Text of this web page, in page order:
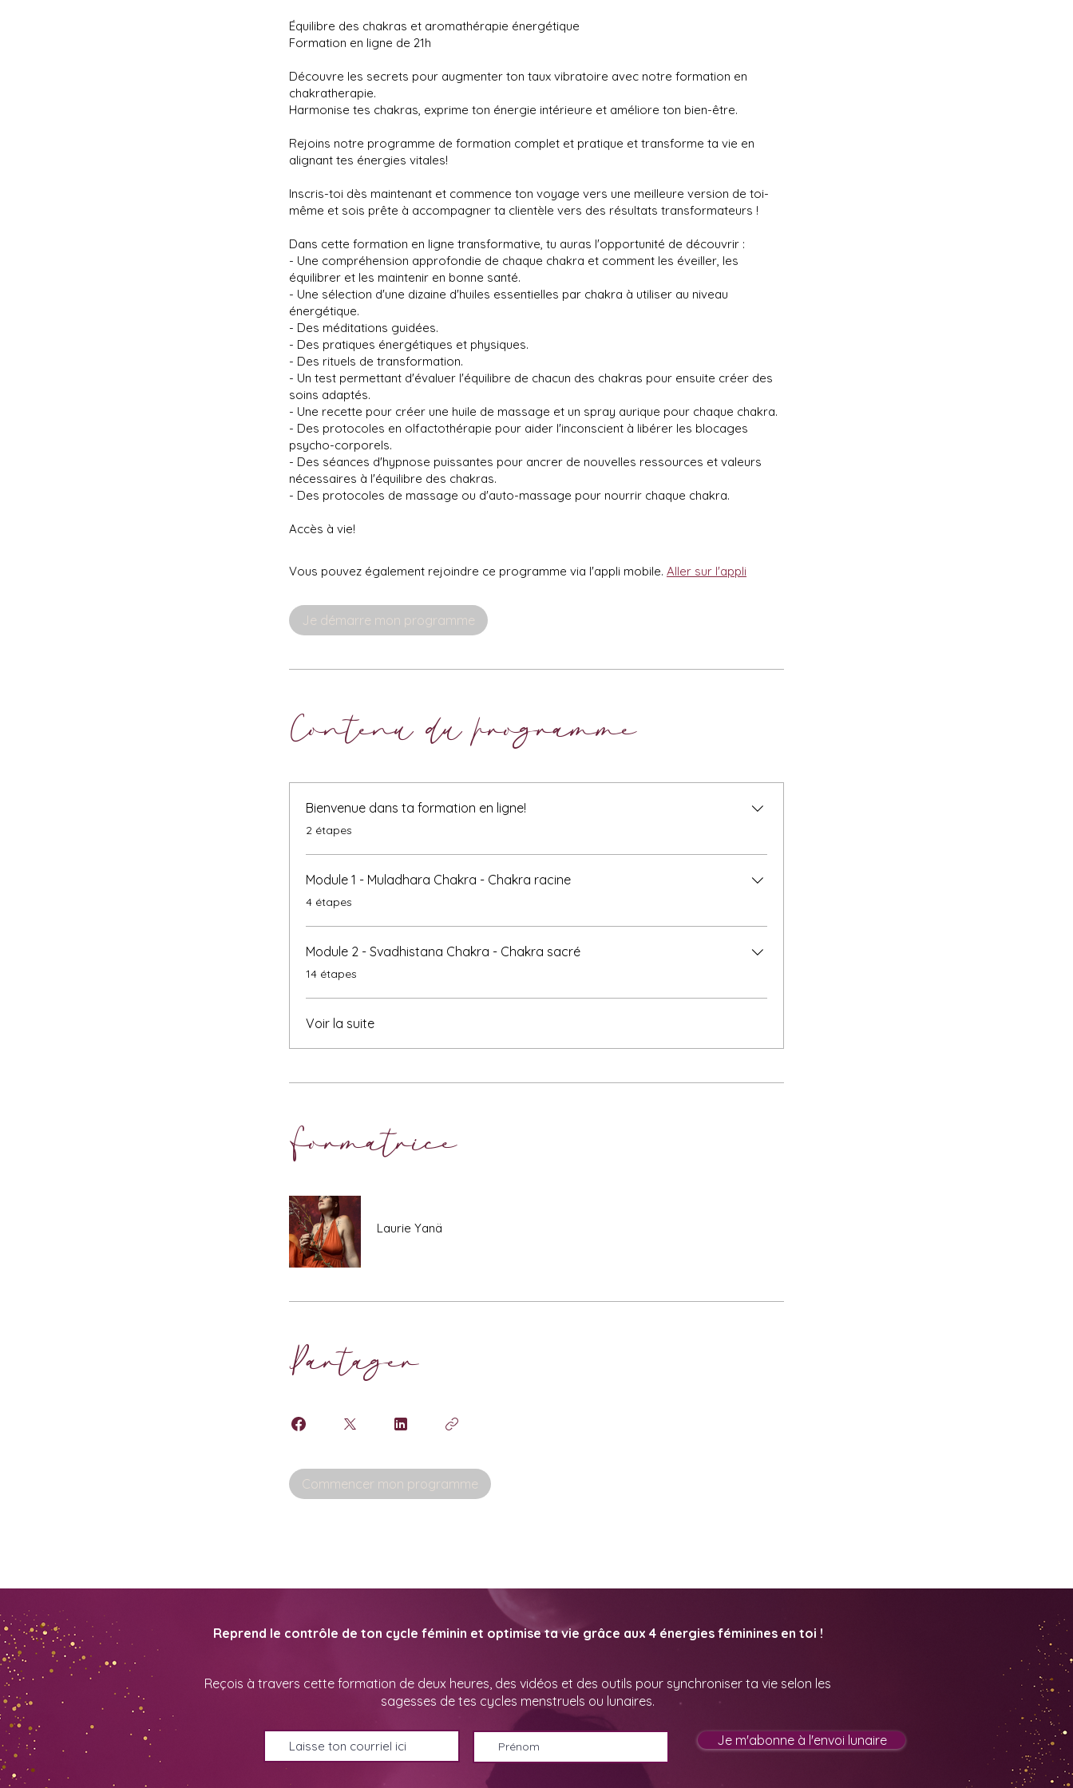
Équilibre des chakras et aromathérapie énergétique
Formation en ligne de 21h
Découvre les secrets pour augmenter ton taux vibratoire avec notre formation en
chakratherapie.
Harmonise tes chakras, exprime ton énergie intérieure et améliore ton bien-être.
Rejoins notre programme de formation complet et pratique et transforme ta vie en
alignant tes énergies vitales!
Inscris-toi dès maintenant et commence ton voyage vers une meilleure version de toi-
même et sois prête à accompagner ta clientèle vers des résultats transformateurs !
Dans cette formation en ligne transformative, tu auras l'opportunité de découvrir :
- Une compréhension approfondie de chaque chakra et comment les éveiller, les
équilibrer et les maintenir en bonne santé.
- Une sélection d'une dizaine d'huiles essentielles par chakra à utiliser au niveau
énergétique.
- Des méditations guidées.
- Des pratiques énergétiques et physiques.
- Des rituels de transformation.
- Un test permettant d'évaluer l'équilibre de chacun des chakras pour ensuite créer des
soins adaptés.
- Une recette pour créer une huile de massage et un spray aurique pour chaque chakra.
- Des protocoles en olfactothérapie pour aider l'inconscient à libérer les blocages
psycho-corporels.
- Des séances d'hypnose puissantes pour ancrer de nouvelles ressources et valeurs
nécessaires à l'équilibre des chakras.
- Des protocoles de massage ou d'auto-massage pour nourrir chaque chakra.
Accès à vie!
Vous pouvez également rejoindre ce programme via l'appli mobile. Aller sur l'appli
Je démarre mon programme
Contenu du programme
Bienvenue dans ta formation en ligne!
.2 étapes
Module 1 - Muladhara Chakra - Chakra racine
.
4 étapes
Module 2 - Svadhistana Chakra - Chakra sacré
.14 étapes
Voir la suite
Formatrice
Laurie Yanä
Partager
Commencer mon programme
Reprend le contrôle de ton cycle féminin et optimise ta vie grâce aux 4 énergies féminines en toi !
Reçois à travers cette formation de deux heures, des vidéos et des outils pour synchroniser ta vie selon les
sagesses de tes cycles menstruels ou lunaires.
Je m'abonne à l'envoi lunaire